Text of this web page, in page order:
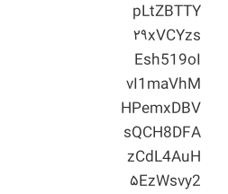
pLtZBTTY
۲۹xVCYzs
Esh519oI
vI1maVhM
HPemxDBV
sQCH8DFA
zCdL4AuH
۵EzWsvy2